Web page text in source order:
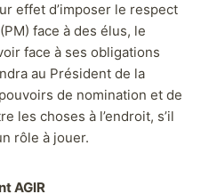
effet d’imposer le respect
face à des élus, le
face à ses obligations
au Président de la
de nomination et de
les choses à l’endroit, s’il
rôle à jouer.
AGIR